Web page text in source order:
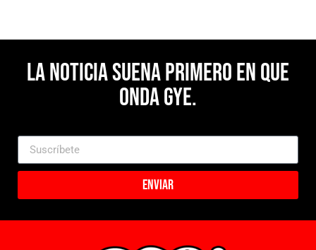
La noticia suena primero en Que
Onda Gye.
Enviar